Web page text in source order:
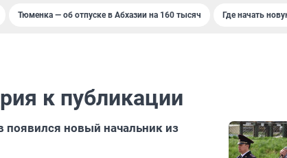
Тюменка — об отпуске в Абхазии на 160 тысяч Где начать
к публикации
новый начальник из